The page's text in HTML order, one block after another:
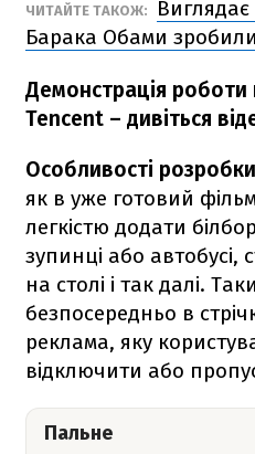
ЧИТАЙТЕ ТАКОЖ:
Виглядає
Барака Обами
Демонстрація роботи
Tencent – дивіться
Особливості
як в уже готовий
легкістю додати
зупинці або
на столі і так далі.
безпосередньо в
реклама, яку
відключити або
Пальне